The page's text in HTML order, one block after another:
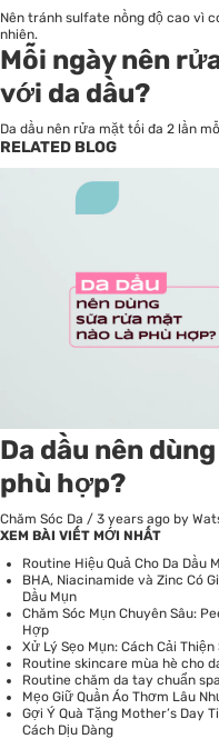
Nên tránh sulfate nồng độ cao vì
nhiên.
Mỗi ngày nên
với da dầu?
Da dầu nên rửa mặt tối đa 2 lần
RELATED BLOG
Da dầu nên
phù hợp?
Chăm Sóc Da / 3 years ago by
XEM BÀI VIẾT MỚI NHẤT
Routine Hiệu Quả Cho Da Dầu
BHA, Niacinamide và Zinc Có
Dầu Mụn
Chăm Sóc Mụn Chuyên Sâu:
Hợp
Xử Lý Sẹo Mụn: Cách Cải
Routine skincare mùa hè cho
Routine chăm da tay chuẩn
Mẹo Giữ Quần Áo Thơm Lâu
Gợi Ý Quà Tặng Mother’s Day
Cách Dịu Dàng